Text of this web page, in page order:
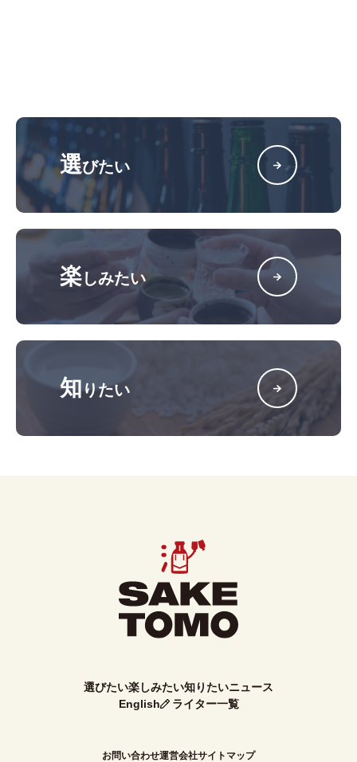
選びたい
楽しみたい
知りたい
選びたい楽しみたい知りたいニュース
English
ライター一覧
お問い合わせ運営会社サイトマップ